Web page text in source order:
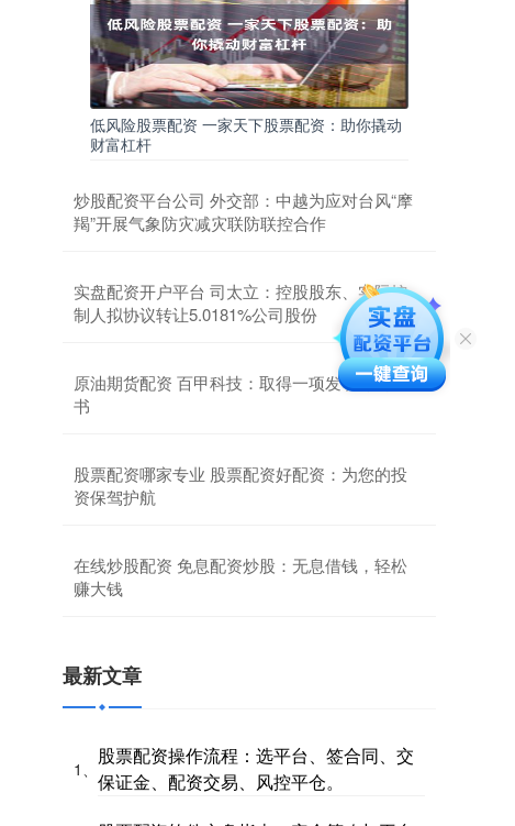
低风险股票配资 一家天下股票配资：助你撬动
财富杠杆
炒股配资平台公司 外交部：中越为应对台风“摩
羯”开展气象防灾减灾联防联控合作
实盘配资开户平台 司太立：控股股东、实际控
制人拟协议转让5.0181%公司股份
原油期货配资 百甲科技：取得一项发明专利证
书
股票配资哪家专业 股票配资好配资：为您的投
资保驾护航
在线炒股配资 免息配资炒股：无息借钱，轻松
赚大钱
最新文章
1、
股票配资操作流程：选平台、签合同、交
保证金、配资交易、风控平仓。